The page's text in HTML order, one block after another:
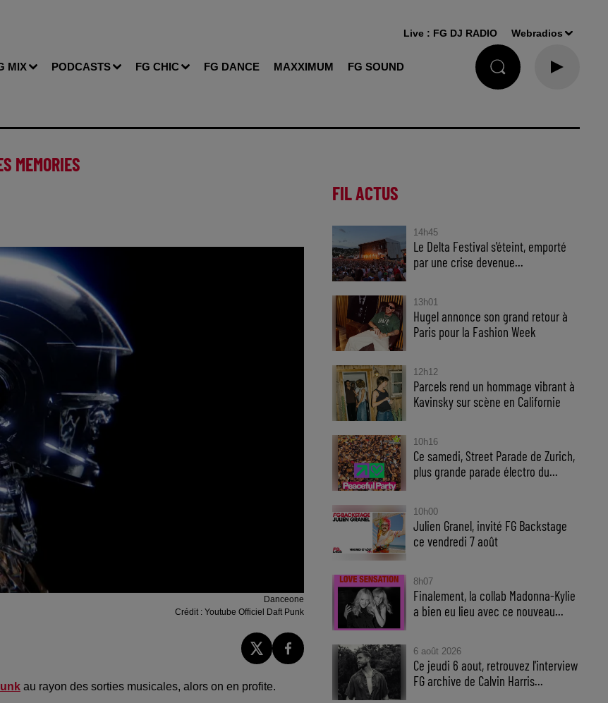
MIX PODCASTS FG CHIC FG DANCE MAXXIMUM FG SOUND
Live : FG DJ RADIO Webradios
MEMORIES
Danceone
Crédit : Youtube Officiel Daft Punk
au rayon des sorties musicales, alors on en profite.
FIL ACTUS
14h45
Le Delta Festival s'éteint, emporté
par une crise devenue...
13h01
Hugel annonce son grand retour à
Paris pour la Fashion Week
12h12
Parcels rend un hommage vibrant à
Kavinsky sur scène en Californie
10h16
Ce samedi, Street Parade de Zurich,
plus grande parade électro du...
10h00
Julien Granel, invité FG Backstage
ce vendredi 7 août
8h07
Finalement, la collab Madonna-Kylie
a bien eu lieu avec ce nouveau...
6 août 2026
Ce jeudi 6 aout, retrouvez l'interview
FG archive de Calvin Harris...